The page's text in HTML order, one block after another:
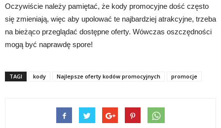
Oczywiście należy pamiętać, że kody promocyjne dość często
się zmieniają, więc aby upolować te najbardziej atrakcyjne, trzeba
na bieżąco przeglądać dostępne oferty. Wówczas oszczędności
mogą być naprawdę spore!
TAGI kody Najlepsze oferty kodów promocyjnych promocje